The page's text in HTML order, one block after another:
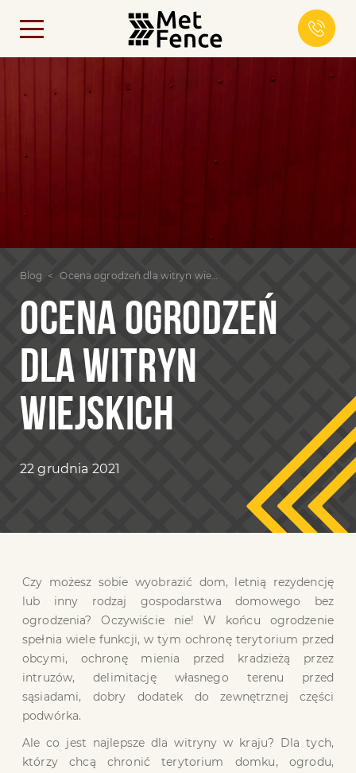
Blog Ocena ogrodzeń dla witryn wiejskich
OCENA OGRODZEŃ
DLA WITRYN
WIEJSKICH
22 grudnia 2021
Czy możesz sobie wyobrazić dom, letnią rezydencję
lub inny rodzaj gospodarstwa domowego bez
ogrodzenia? Oczywiście nie! W końcu ogrodzenie
spełnia wiele funkcji, w tym ochronę terytorium przed
obcymi, ochronę mienia przed kradzieżą przez
intruzów, delimitację własnego terenu przed
sąsiadami, dobry dodatek do zewnętrznej części
podwórka.
Ale co jest najlepsze dla witryny w kraju? Dla tych,
którzy chcą chronić terytorium domku, ogrodu,